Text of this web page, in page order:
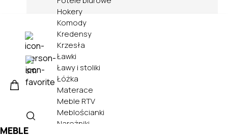
Hokery
Komody
Kredensy
Krzesła
Ławki
Ławy i stoliki
Łóżka
Materace
Meble RTV
Meblościanki
Narożniki
MEBLE